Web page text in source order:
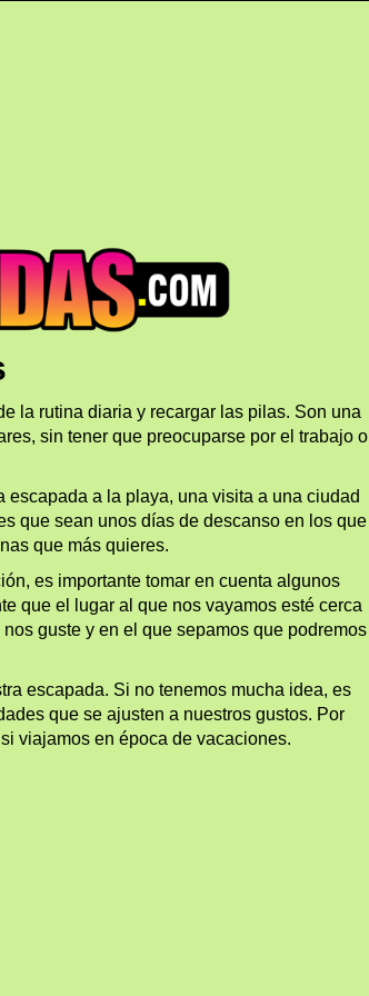
la rutina diaria y recargar las pilas. Son una
sin tener que preocuparse por el trabajo o
a la playa, una visita a una ciudad
que sean unos días de descanso en los que
que más quieres.
es importante tomar en cuenta algunos
que el lugar al que nos vayamos esté cerca
guste y en el que sepamos que podremos
escapada. Si no tenemos mucha idea, es
que se ajusten a nuestros gustos. Por
viajamos en época de vacaciones.